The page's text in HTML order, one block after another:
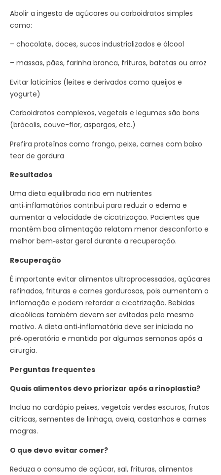
Abolir a ingesta de açúcares ou carboidratos simples
como:
– chocolate, doces, sucos industrializados e álcool
– massas, pães, farinha branca, frituras, batatas ou arroz
Evitar laticínios (leites e derivados como queijos e
yogurte)
Carboidratos complexos, vegetais e legumes são bons
(brócolis, couve-flor, aspargos, etc.)
Prefira proteínas como frango, peixe, carnes com baixo
teor de gordura
Resultados
Uma dieta equilibrada rica em nutrientes
anti‑inflamatórios contribui para reduzir o edema e
aumentar a velocidade de cicatrização. Pacientes que
mantêm boa alimentação relatam menor desconforto e
melhor bem‑estar geral durante a recuperação.
Recuperação
É importante evitar alimentos ultraprocessados, açúcares
refinados, frituras e carnes gordurosas, pois aumentam a
inflamação e podem retardar a cicatrização. Bebidas
alcoólicas também devem ser evitadas pelo mesmo
motivo. A dieta anti‑inflamatória deve ser iniciada no
pré‑operatório e mantida por algumas semanas após a
cirurgia.
Perguntas frequentes
Quais alimentos devo priorizar após a rinoplastia?
Inclua no cardápio peixes, vegetais verdes escuros, frutas
cítricas, sementes de linhaça, aveia, castanhas e carnes
magras.
O que devo evitar comer?
Reduza o consumo de açúcar, sal, frituras, alimentos